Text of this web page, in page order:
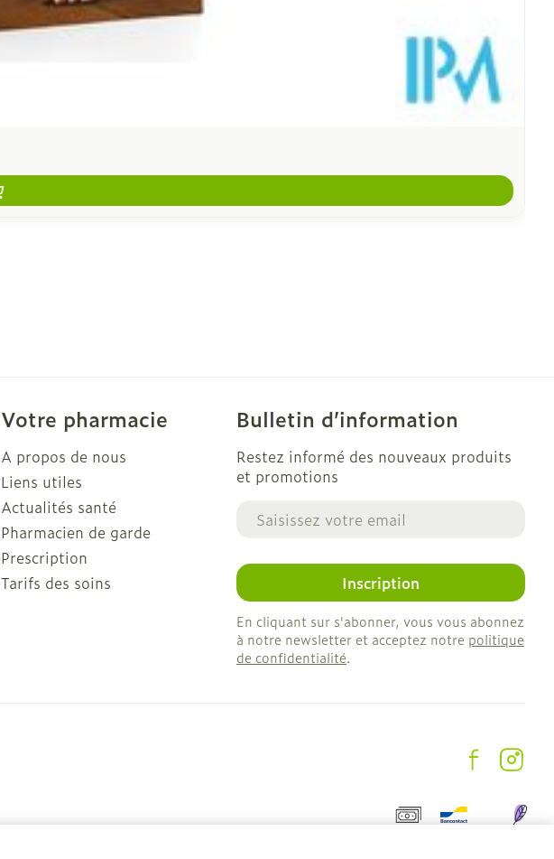
Votre pharmacie
A propos de nous
Liens utiles
Actualités santé
Pharmacien de garde
Prescription
Tarifs des soins
Bulletin d’information
Restez informé des nouveaux produits
et promotions
Adresse mail
Inscription
En cliquant sur s'abonner, vous vous abonnez
à notre newsletter et acceptez notre politique
de confidentialité.